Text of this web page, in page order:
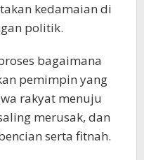
kedamaian di
politik.
bagaimana
pemimpin yang
rakyat menuju
merusak, dan
serta fitnah.